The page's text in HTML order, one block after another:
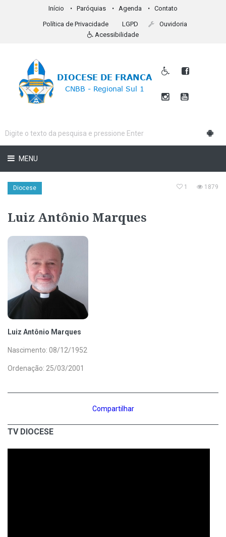
Início Paróquias Agenda Contato
Política de Privacidade LGPD
Ouvidoria
Acessibilidade
MENU
Diocese 1 1879
Luiz Antônio Marques
Luiz Antônio Marques
Nascimento: 08/12/1952
Ordenação: 25/03/2001
Compartilhar
TV DIOCESE